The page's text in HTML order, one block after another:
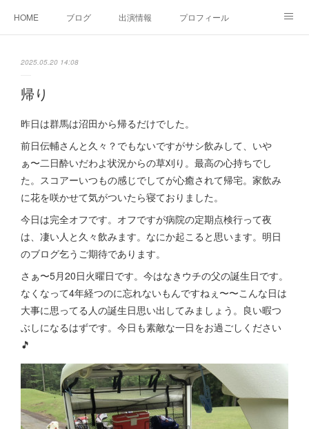
HOME ブログ 出演情報 プロフィール
2025.05.20 14:08
帰り
昨日は群馬は沼田から帰るだけでした。
前日伝輔さんと久々？でもないですがサシ飲みして、いや
ぁ〜二日酔いだわよ状況からの草刈り。最高の心持ちでし
た。スコアーいつもの感じでしてが心癒されて帰宅。家飲み
に花を咲かせて気がついたら寝ておりました。
今日は完全オフです。オフですが病院の定期点検行って夜
は、凄い人と久々飲みます。なにか起こると思います。明日
のブログ乞うご期待であります。
さぁ〜5月20日火曜日です。今はなきウチの父の誕生日です。
なくなって4年経つのに忘れないもんですねぇ〜〜こんな日は
大事に思ってる人の誕生日思い出してみましょう。良い暇つ
ぶしになるはずです。今日も素敵な一日をお過ごしください
🎵